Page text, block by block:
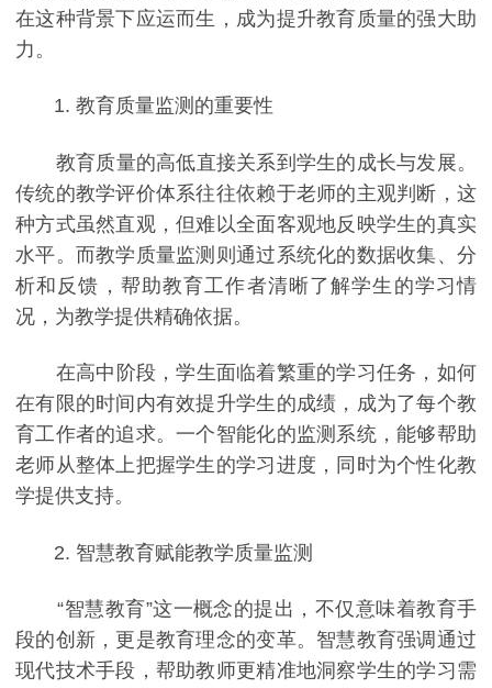
在这种背景下应运而生，成为提升教育质量的强大助
力。
1. 教育质量监测的重要性
教育质量的高低直接关系到学生的成长与发展。
传统的教学评价体系往往依赖于老师的主观判断，这
种方式虽然直观，但难以全面客观地反映学生的真实
水平。而教学质量监测则通过系统化的数据收集、分
析和反馈，帮助教育工作者清晰了解学生的学习情
况，为教学提供精确依据。
在高中阶段，学生面临着繁重的学习任务，如何
在有限的时间内有效提升学生的成绩，成为了每个教
育工作者的追求。一个智能化的监测系统，能够帮助
老师从整体上把握学生的学习进度，同时为个性化教
学提供支持。
2. 智慧教育赋能教学质量监测
“智慧教育”这一概念的提出，不仅意味着教育手
段的创新，更是教育理念的变革。智慧教育强调通过
现代技术手段，帮助教师更精准地洞察学生的学习需